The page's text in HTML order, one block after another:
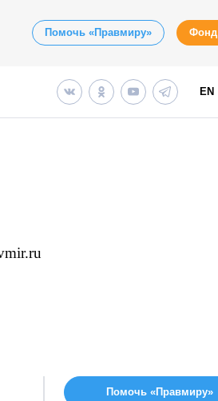
Помочь «Правмиру» Фонд
EN
Помочь «Правмиру»